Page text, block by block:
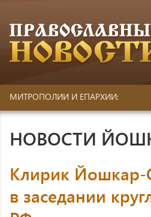
МИТРОПОЛИИ И ЕПАРХИИ:
НОВОСТИ
Клирик Йошкар-
в заседании